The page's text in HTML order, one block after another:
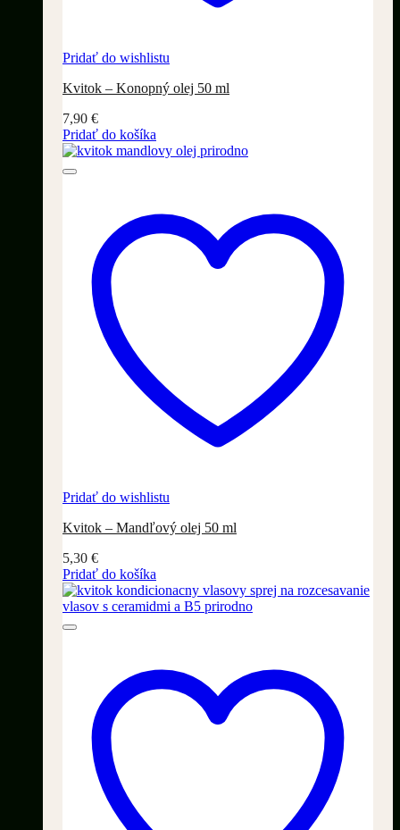
Pridať do wishlistu
Kvitok – Konopný olej 50 ml
7,90 €
Pridať do košíka
Pridať do wishlistu
Kvitok – Mandľový olej 50 ml
5,30 €
Pridať do košíka